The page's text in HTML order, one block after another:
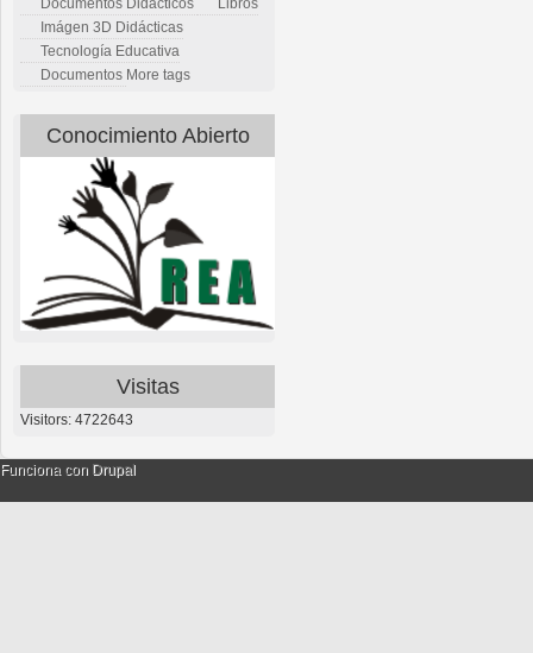
Documentos Didácticos
Libros
Imágen 3D Didácticas
Tecnología Educativa
Documentos More tags
Conocimiento Abierto
Visitas
Visitors: 4722643
Funciona con Drupal